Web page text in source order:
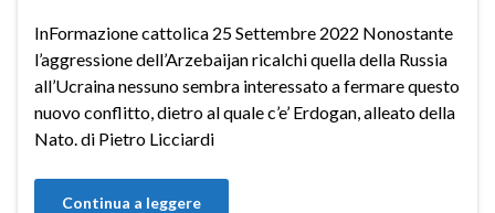
InFormazione cattolica 25 Settembre 2022 Nonostante
l’aggressione dell’Arzebaijan ricalchi quella della Russia
all’Ucraina nessuno sembra interessato a fermare questo
nuovo conflitto, dietro al quale c’e’ Erdogan, alleato della
Nato. di Pietro Licciardi
Continua a leggere